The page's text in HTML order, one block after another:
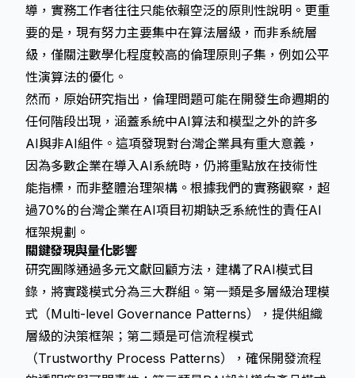
導，實務工作者往往只能依賴空泛的原則性說明。更重
要的是，現有努力主要集中在算法層級，而非系統層
級，僅關注數學化程度較高的倫理原則子集，例如公平
性演算法的優化。
然而， 原始研究指出，倫理問題可能在開發生命週期的
任何階段出現，涵蓋系統中AI算法和模型之外的許多
AI與非AI組件。這項發現對台灣企業具有重大意義，
因為多數企業在導入AI系統時，仍將重點放在技術性
能指標，而非整體治理架構。根據我們的實務觀察，超
過70%的台灣企業在AI項目初期缺乏系統性的責任AI
框架規劃。
關鍵發現與量化影響
研究團隊通過多元文獻回顧方法，建構了RAI模式目
錄，將實踐模式分為三大群組。第一類是多層級治理模
式（Multi-level Governance Patterns），提供組織
層級的決策框架；第二類是可信流程模式
（Trustworthy Process Patterns），確保開發流程